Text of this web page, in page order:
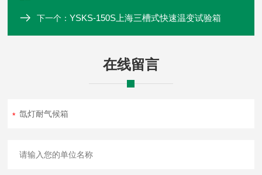
下一个：YSKS-150S上海三槽式快速温变试验箱
在线留言